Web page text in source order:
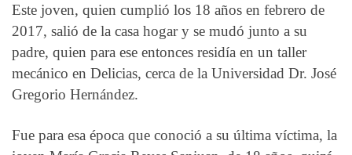
Este joven, quien cumplió los 18 años en febrero de
2017, salió de la casa hogar y se mudó junto a su
padre, quien para ese entonces residía en un taller
mecánico en Delicias, cerca de la Universidad Dr. José
Gregorio Hernández.
Fue para esa época que conoció a su última víctima, la